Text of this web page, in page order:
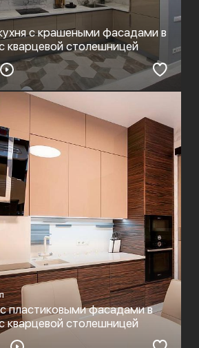
с крашеными фасадами в
кварцевой столешницей
пластиковыми фасадами в
кварцевой столешницей